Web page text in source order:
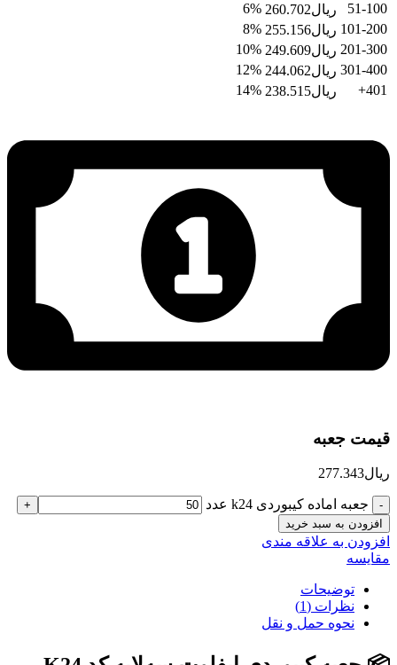
51-100
ریال260.702
6%
101-200 ریال255.156
8%
201-300 ریال249.609
10%
301-400 ریال244.062
12%
401+
ریال238.515
14%
قیمت جعبه
ریال277.343
جعبه اماده کیبوردی k24 عدد
افزودن به سبد خرید
افزودن به علاقه مندی
مقایسه
توضیحات
نظرات (1)
نحوه حمل و نقل